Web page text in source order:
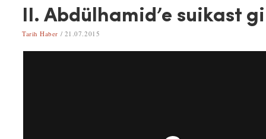
II. Abdülhamid’e suikast
Tarih Haber / 21.07.2015